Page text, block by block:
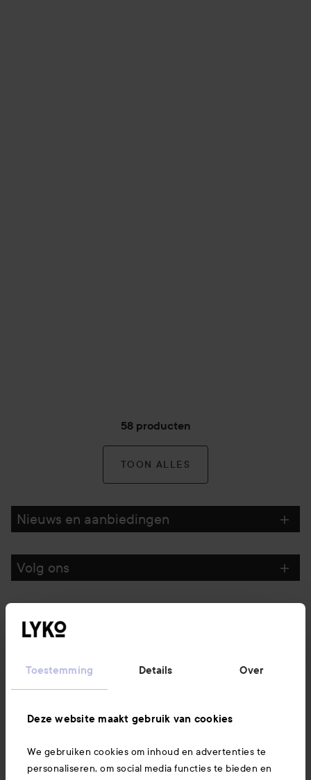
Toestemming Details Over
Deze website maakt gebruik van cookies
We gebruiken cookies om inhoud en advertenties te
personaliseren, om social media functies te bieden en
58 producten
TOON ALLES
Nieuws en aanbiedingen
Volg ons
Informatie
Ook interessant
Download hier onze app